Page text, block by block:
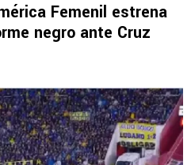
Femenil estrena
negro ante Cruz